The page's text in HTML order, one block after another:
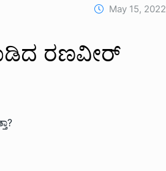
May 15, 2022
ರಣವೀರ್